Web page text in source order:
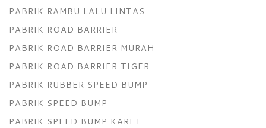
PABRIK RAMBU LALU LINTAS
PABRIK ROAD BARRIER
PABRIK ROAD BARRIER MURAH
PABRIK ROAD BARRIER TIGER
PABRIK RUBBER SPEED BUMP
PABRIK SPEED BUMP
PABRIK SPEED BUMP KARET